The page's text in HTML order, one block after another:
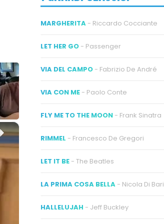
×
MARGHERITA - Riccardo Cocciante
LET HER GO - Passenger
VIA DEL CAMPO - Fabrizio De André
VIA CON ME - Paolo Conte
FLY ME TO THE MOON - Frank Sinatra
RIMMEL - Francesco De Gregori
LET IT BE - The Beatles
LA PRIMA COSA BELLA - Nicola Di Bari
HALLELUJAH - Jeff Buckley